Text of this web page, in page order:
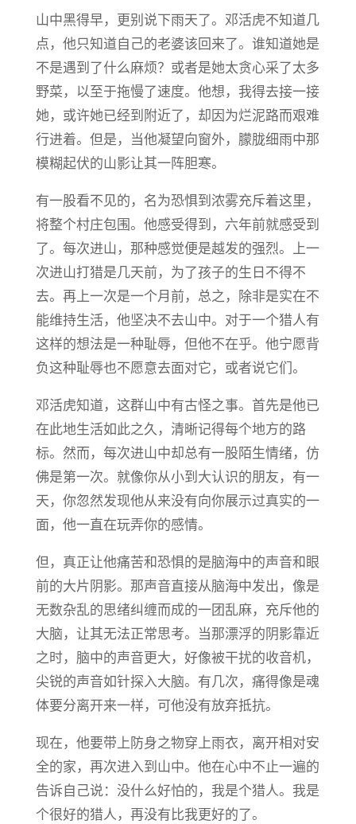
山中黑得早，更别说下雨天了。邓活虎不知道几
点，他只知道自己的老婆该回来了。谁知道她是
不是遇到了什么麻烦？或者是她太贪心采了太多
野菜，以至于拖慢了速度。他想，我得去接一接
她，或许她已经到附近了，却因为烂泥路而艰难
行进着。但是，当他凝望向窗外，朦胧细雨中那
模糊起伏的山影让其一阵胆寒。
有一股看不见的，名为恐惧到浓雾充斥着这里，
将整个村庄包围。他感受得到，六年前就感受到
了。每次进山，那种感觉便是越发的强烈。上一
次进山打猎是几天前，为了孩子的生日不得不
去。再上一次是一个月前，总之，除非是实在不
能维持生活，他坚决不去山中。对于一个猎人有
这样的想法是一种耻辱，但他不在乎。他宁愿背
负这种耻辱也不愿意去面对它，或者说它们。
邓活虎知道，这群山中有古怪之事。首先是他已
在此地生活如此之久，清晰记得每个地方的路
标。然而，每次进山中却总有一股陌生情绪，仿
佛是第一次。就像你从小到大认识的朋友，有一
天，你忽然发现他从来没有向你展示过真实的一
面，他一直在玩弄你的感情。
但，真正让他痛苦和恐惧的是脑海中的声音和眼
前的大片阴影。那声音直接从脑海中发出，像是
无数杂乱的思绪纠缠而成的一团乱麻，充斥他的
大脑，让其无法正常思考。当那漂浮的阴影靠近
之时，脑中的声音更大，好像被干扰的收音机，
尖锐的声音如针探入大脑。有几次，痛得像是魂
体要分离开来一样，可他没有放弃抵抗。
现在，他要带上防身之物穿上雨衣，离开相对安
全的家，再次进入到山中。他在心中不止一遍的
告诉自己说：没什么好怕的，我是个猎人。我是
个很好的猎人，再没有比我更好的了。